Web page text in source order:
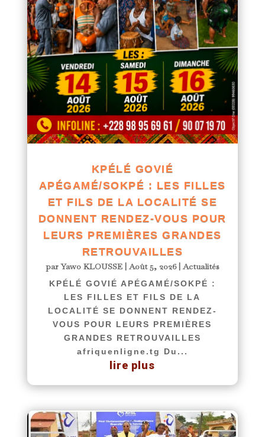
KPÉLÉ GOVIÉ
APÉGAMÉ/SOKPÉ : LES FILLES
ET FILS DE LA LOCALITÉ SE
DONNENT RENDEZ-VOUS POUR
LEURS PREMIÈRES GRANDES
RETROUVAILLES
parYawo KLOUSSE|Août 5, 2026|Actualités
KPÉLÉ GOVIÉ APÉGAMÉ/SOKPÉ :
LES FILLES ET FILS DE LA
LOCALITÉ SE DONNENT RENDEZ-
VOUS POUR LEURS PREMIÈRES
GRANDES RETROUVAILLES
afriquenligne.tg Du...
lire plus